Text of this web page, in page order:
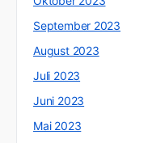
September 2023
August 2023
Juli 2023
Juni 2023
Mai 2023